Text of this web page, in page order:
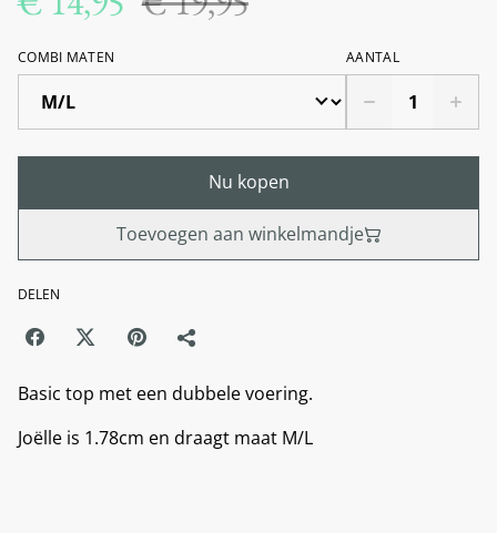
COMBI MATEN AANTAL
Nu kopen
Toevoegen aan winkelmandje
DELEN
Basic top met een dubbele voering.
Joëlle is 1.78cm en draagt maat M/L